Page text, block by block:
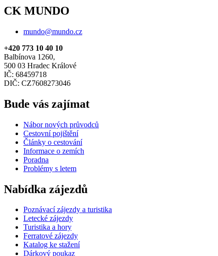
CK MUNDO
mundo@mundo.cz
+420 773 10 40 10
Balbínova 1260,
500 03 Hradec Králové
IČ: 68459718
DIČ: CZ7608273046
Bude vás zajímat
Nábor nových průvodců
Cestovní pojištění
Články o cestování
Informace o zemích
Poradna
Problémy s letem
Nabídka zájezdů
Poznávací zájezdy a turistika
Letecké zájezdy
Turistika a hory
Ferratové zájezdy
Katalog ke stažení
Dárkový poukaz